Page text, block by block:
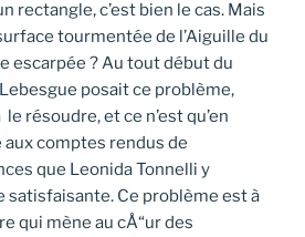
rectangle, c’est bien le cas. Mais
tourmentée de l’Aiguille du
escarpée ? Au tout début du
posait ce problème,
résoudre, et ce n’est qu’en
aux comptes rendus de
que Leonida Tonnelli y
satisfaisante. Ce problème est à
qui mène au cÅ“ur des